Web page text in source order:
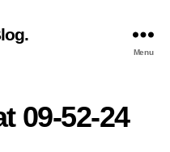
Menu
09-52-24